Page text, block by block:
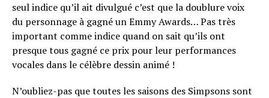
seul indice qu’il ait divulgué c’est que la doublure voix
du personnage à gagné un Emmy Awards… Pas très
important comme indice quand on sait qu’ils ont
presque tous gagné ce prix pour leur performances
vocales dans le célèbre dessin animé !
N’oubliez-pas que toutes les saisons des Simpsons sont